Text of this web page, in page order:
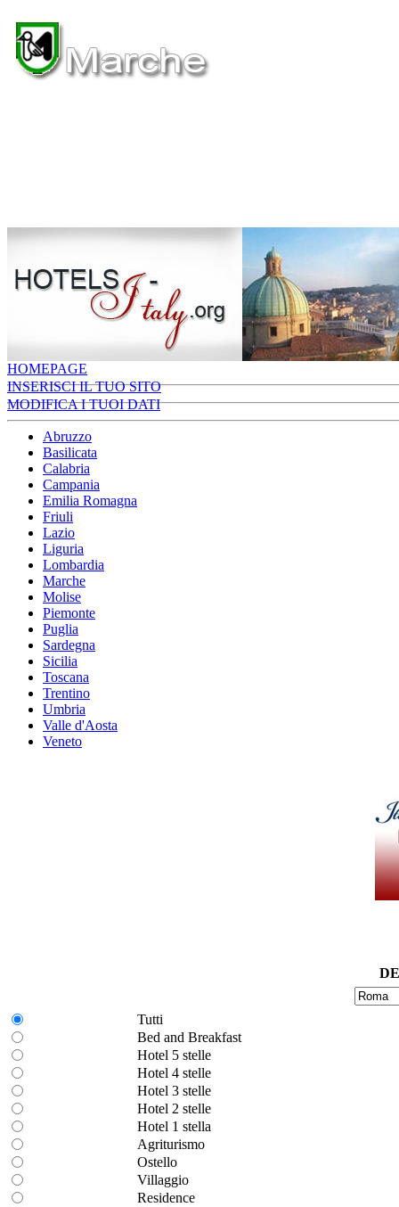
HOMEPAGE
INSERISCI IL TUO SITO
MODIFICA I TUOI DATI
Abruzzo
Basilicata
Calabria
Campania
Emilia Romagna
Friuli
Lazio
Liguria
Lombardia
Marche
Molise
Piemonte
Puglia
Sardegna
Sicilia
Toscana
Trentino
Umbria
Valle d'Aosta
Veneto
Tutti
Bed and Breakfast
Hotel 5 stelle
Hotel 4 stelle
Hotel 3 stelle
Hotel 2 stelle
Hotel 1 stella
Agriturismo
Ostello
Villaggio
Residence